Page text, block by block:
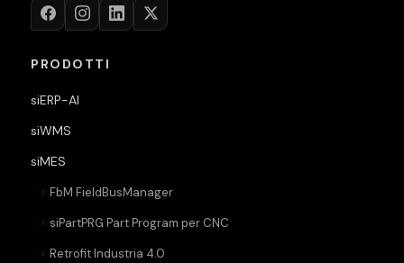
PRODOTTI
siERP-AI
siWMS
siMES
FbM FieldBusManager
siPartPRG Part Program per CNC
Retrofit Industria 4.0